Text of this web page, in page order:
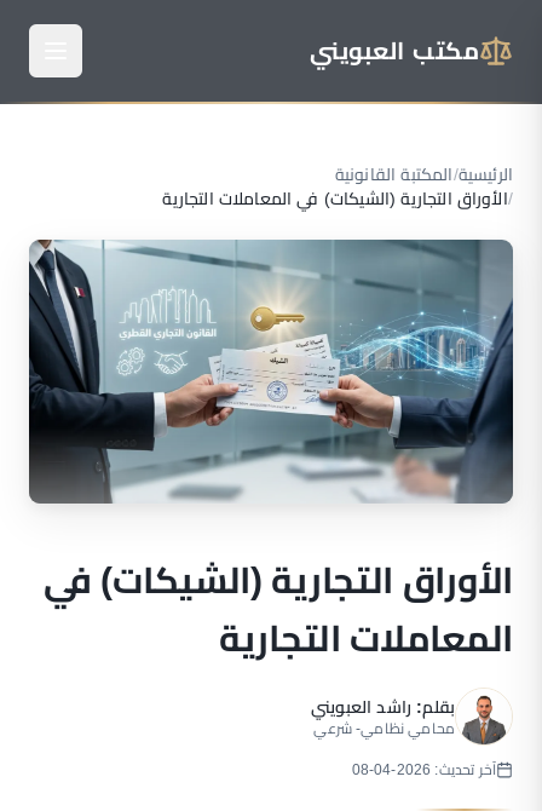
مكتب العبويني
الرئيسية/المكتبة القانونية
/الأوراق التجارية (الشيكات) في المعاملات التجارية
الأوراق التجارية (الشيكات) في
المعاملات التجارية
بقلم: راشد العبويني
محامي نظامي- شرعي
آخر تحديث: 2026-04-08